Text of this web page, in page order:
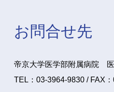
お問合せ先
帝京大学医学部附属病院
TEL：03-3964-9830 / FAX